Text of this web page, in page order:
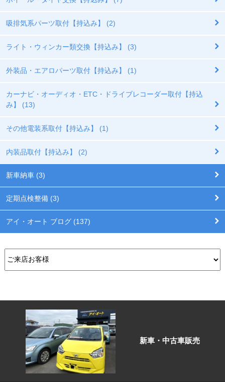
吸排気系パーツ取付【持込み】 (2)
ライト・ウィンカー類交換【持込み】 (3)
外装品・エアロパーツ取付【持込み】 (1)
カーナビ・オーディオ・ETC・ドライブレコーダー取付【持込
み】 (13)
その他電装系取付【持込み】 (1)
内装品取付【持込み】 (2)
新車納車 (3)
定期点検整備 (3)
アイ・オート ブログ (137)
新車・中古車販売